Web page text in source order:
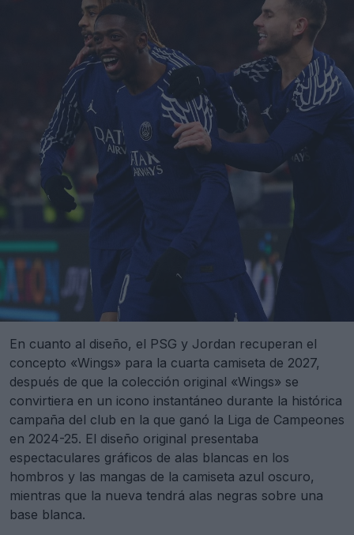
En cuanto al diseño, el PSG y Jordan recuperan el
concepto «Wings» para la cuarta camiseta de 2027,
después de que la colección original «Wings» se
convirtiera en un icono instantáneo durante la histórica
campaña del club en la que ganó la Liga de Campeones
en 2024-25. El diseño original presentaba
espectaculares gráficos de alas blancas en los
hombros y las mangas de la camiseta azul oscuro,
mientras que la nueva tendrá alas negras sobre una
base blanca.